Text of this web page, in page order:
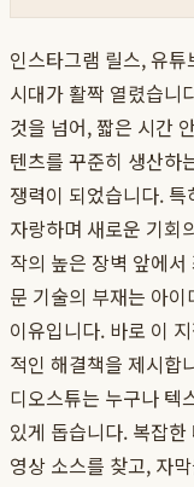
인스타그램 릴스, 유
시대가 활짝 열렸습니
것을 넘어, 짧은 시간
텐츠를 꾸준히 생산하
쟁력이 되었습니다. 특
자랑하며 새로운 기회
작의 높은 장벽 앞에
문 기술의 부재는 아
이유입니다. 바로 이
적인 해결책을 제시합
디오스튜는 누구나 텍
있게 돕습니다. 복잡
영상 소스를 찾고, 자